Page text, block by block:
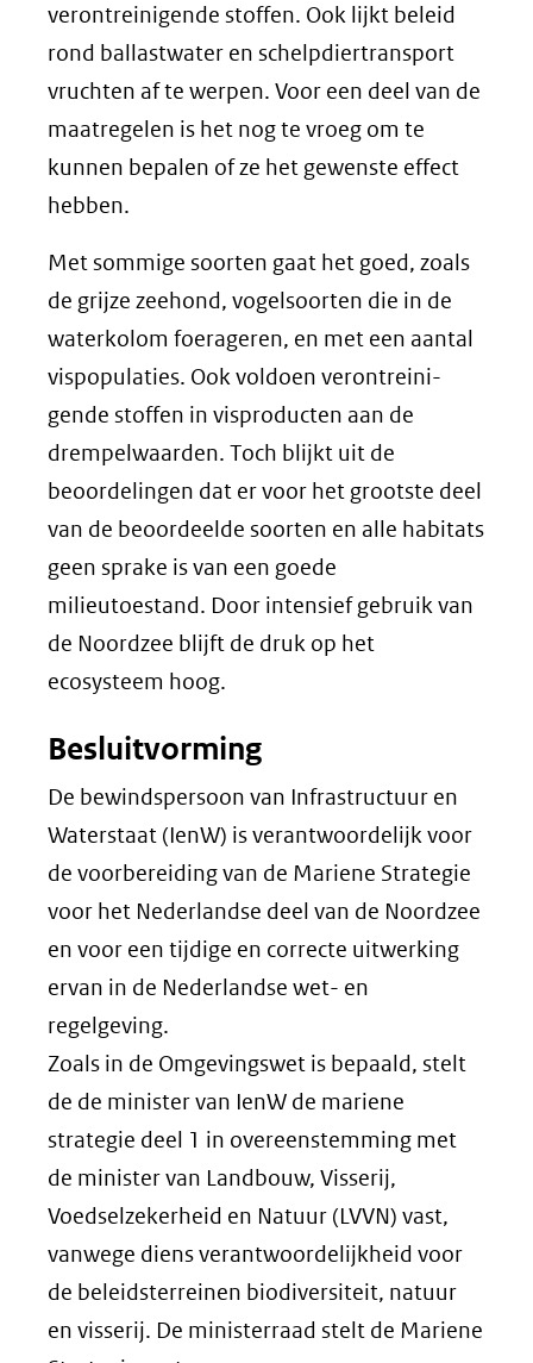
verontreinigende stoffen. Ook lijkt beleid
rond ballastwater en schelpdiertransport
vruchten af te werpen. Voor een deel van de
maatregelen is het nog te vroeg om te
kunnen bepalen of ze het gewenste effect
hebben.
Met sommige soorten gaat het goed, zoals
de grijze zee­hond, vogelsoorten die in de
waterkolom foerageren, en met een aantal
vispopulaties. Ook voldoen verontreini­
gende stoffen in visproducten aan de
drempelwaarden. Toch blijkt uit de
beoordelingen dat er voor het grootste deel
van de beoordeelde soorten en alle habitats
geen sprake is van een goede
milieutoestand. Door intensief gebruik van
de Noordzee blijft de druk op het
ecosysteem hoog.
Besluitvorming
De bewindspersoon van Infrastructuur en
Waterstaat (IenW) is verantwoordelijk voor
de voorbereiding van de Mariene Strategie
voor het Nederlandse deel van de Noordzee
en voor een tijdige en correcte uitwerking
ervan in de Nederlandse wet- en
regelgeving.
Zoals in de Omgevingswet is bepaald, stelt
de de minister van IenW de mariene
strategie deel 1 in overeenstemming met
de minister van Landbouw, Visserij,
Voedselzekerheid en Natuur (LVVN) vast,
vanwege diens verantwoordelijkheid voor
de beleidsterreinen biodiversiteit, natuur
en visserij. De ministerraad stelt de Mariene